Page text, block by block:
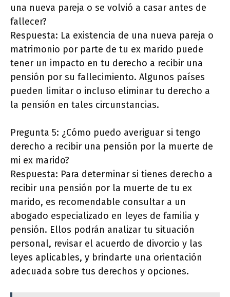
una nueva pareja o se volvió a casar antes de
fallecer?
Respuesta: La existencia de una nueva pareja o
matrimonio por parte de tu ex marido puede
tener un impacto en tu derecho a recibir una
pensión por su fallecimiento. Algunos países
pueden limitar o incluso eliminar tu derecho a
la pensión en tales circunstancias.
Pregunta 5: ¿Cómo puedo averiguar si tengo
derecho a recibir una pensión por la muerte de
mi ex marido?
Respuesta: Para determinar si tienes derecho a
recibir una pensión por la muerte de tu ex
marido, es recomendable consultar a un
abogado especializado en leyes de familia y
pensión. Ellos podrán analizar tu situación
personal, revisar el acuerdo de divorcio y las
leyes aplicables, y brindarte una orientación
adecuada sobre tus derechos y opciones.